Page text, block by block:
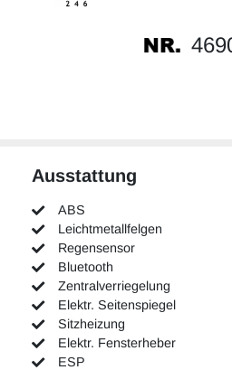
Ausstattung
ABS
Leichtmetallfelgen
Regensensor
Bluetooth
Zentralverriegelung
Elektr. Seitenspiegel
Sitzheizung
Elektr. Fensterheber
ESP